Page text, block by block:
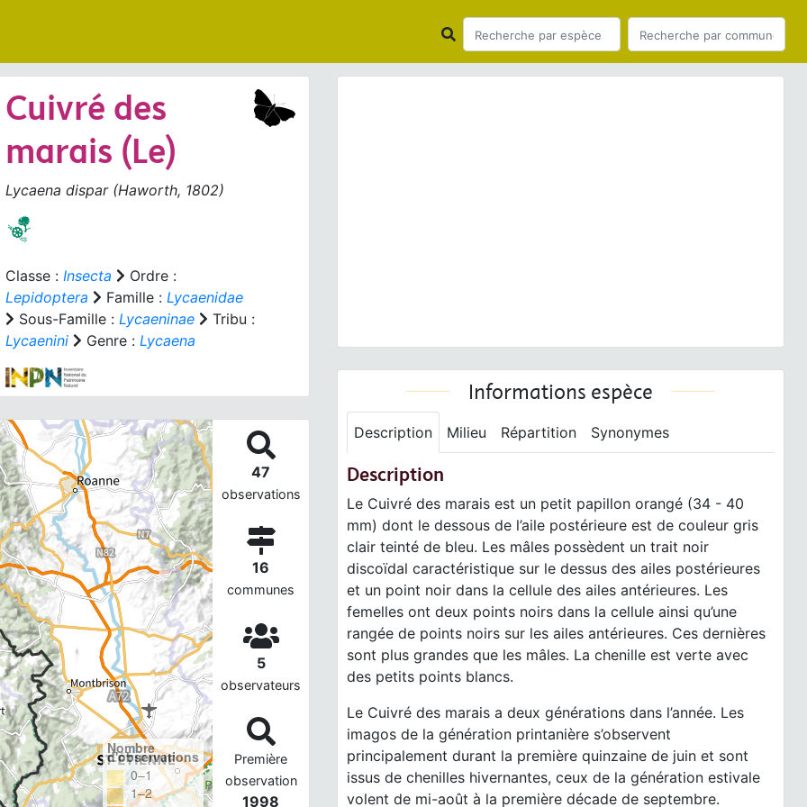
Cuivré des
marais (Le)
Lycaena dispar(Haworth, 1802)
Classe : Insecta
Ordre :
Lepidoptera
Famille : Lycaenidae
Sous-Famille : Lycaeninae
Tribu :
Lycaenini
Genre : Lycaena
Nombre
d'observations
0–1
1–2
47
observations
16
communes
5
observateurs
Première
observation
1998
Informations espèce
Description Milieu Répartition Synonymes
Description
Le Cuivré des marais est un petit papillon orangé (34 - 40
mm) dont le dessous de l’aile postérieure est de couleur gris
clair teinté de bleu. Les mâles possèdent un trait noir
discoïdal caractéristique sur le dessus des ailes postérieures
et un point noir dans la cellule des ailes antérieures. Les
femelles ont deux points noirs dans la cellule ainsi qu’une
rangée de points noirs sur les ailes antérieures. Ces dernières
sont plus grandes que les mâles. La chenille est verte avec
des petits points blancs.
Le Cuivré des marais a deux générations dans l’année. Les
imagos de la génération printanière s’observent
principalement durant la première quinzaine de juin et sont
issus de chenilles hivernantes, ceux de la génération estivale
volent de mi-août à la première décade de septembre.